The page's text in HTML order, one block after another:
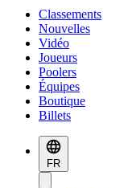
Classements
Nouvelles
Vidéo
Joueurs
Poolers
Équipes
Boutique
Billets
FR